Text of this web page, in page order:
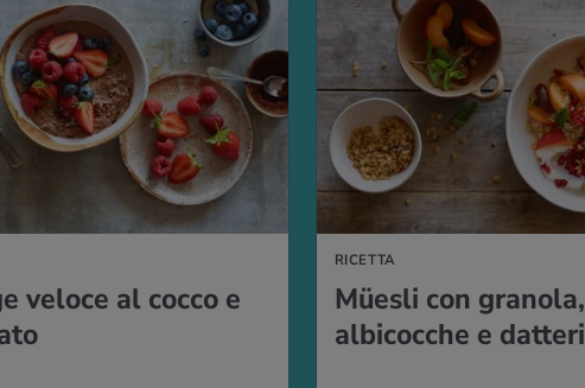
veloce al cocco e
RICETTA
Müesli con granola,
albicocche e datteri